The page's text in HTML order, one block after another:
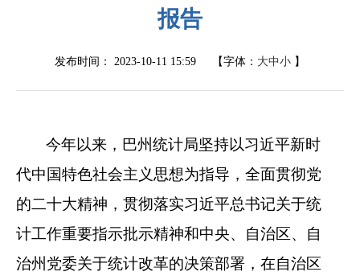
报告
发布时间： 2023-10-11 15:59 【字体： 大中小 】
今年以来， 巴州统计局坚持以习近平新时
代中国特色社会主义思想为指导，全面贯彻党
的二十大精神，贯彻落实习近平总书记关于统
计工作重要指示批示精神和中央、自治区、自
治州党委关于统计改革的决策部署，在自治区